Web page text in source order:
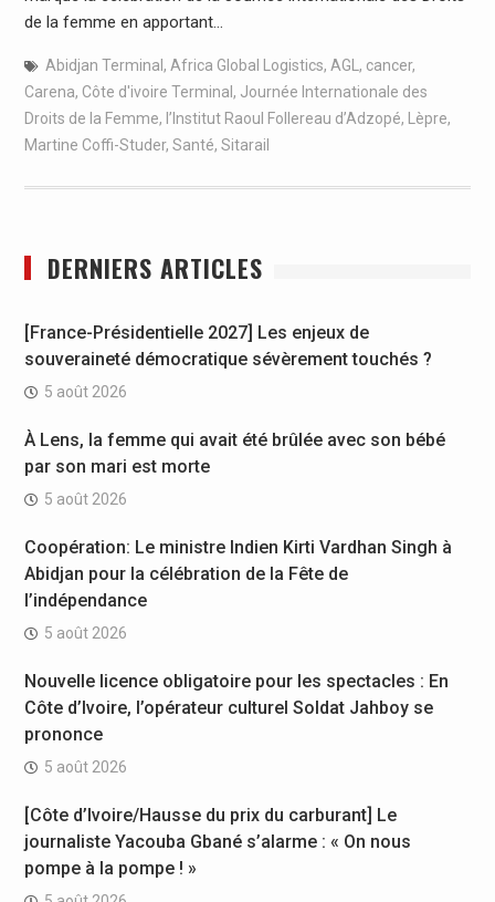
de la femme en apportant…
Abidjan Terminal , Africa Global Logistics, AGL, cancer,
Carena, Côte d'ivoire Terminal , Journée Internationale des
Droits de la Femme, l’Institut Raoul Follereau d’Adzopé, Lèpre,
Martine Coffi-Studer, Santé, Sitarail
DERNIERS ARTICLES
[France-Présidentielle 2027] Les enjeux de
souveraineté démocratique sévèrement touchés ?
5 août 2026
À Lens, la femme qui avait été brûlée avec son bébé
par son mari est morte
5 août 2026
Coopération: Le ministre Indien Kirti Vardhan Singh à
Abidjan pour la célébration de la Fête de
l’indépendance
5 août 2026
Nouvelle licence obligatoire pour les spectacles : En
Côte d’Ivoire, l’opérateur culturel Soldat Jahboy se
prononce
5 août 2026
[Côte d’Ivoire/Hausse du prix du carburant] Le
journaliste Yacouba Gbané s’alarme : « On nous
pompe à la pompe ! »